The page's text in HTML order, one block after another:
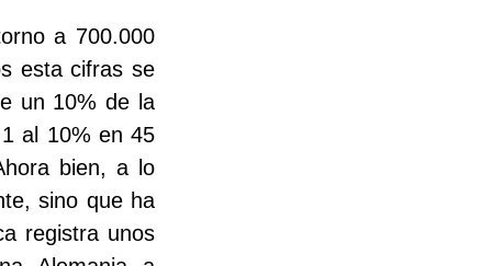
a 700.000
esta cifras se
un 10% de la
al 10% en 45
bien, a lo
sino que ha
registra unos